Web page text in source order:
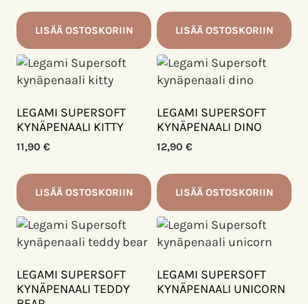
sivulla.
LISÄÄ OSTOSKORIIN LISÄÄ OSTOSKORIIN
LEGAMI SUPERSOFT
KYNÄPENAALI KITTY
11,90 €
LISÄÄ OSTOSKORIIN
LEGAMI SUPERSOFT
KYNÄPENAALI DINO
12,90 €
LISÄÄ OSTOSKORIIN
LEGAMI SUPERSOFT
KYNÄPENAALI TEDDY
LEGAMI SUPERSOFT
KYNÄPENAALI UNICORN